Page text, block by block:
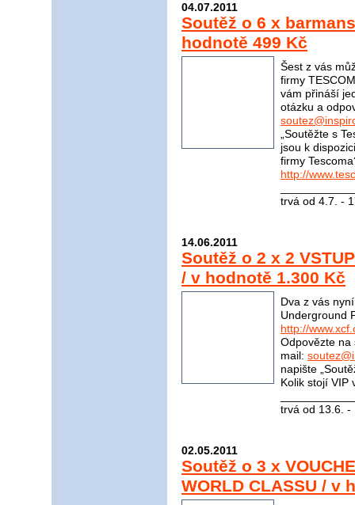
04.07.2011
Soutěž o 6 x
hodnotě 499 Kč
Šest z vás
firmy
vám přináší
otázku a
„Soutěžte s
jsou k
firmy
http://
trvá od 4.7. -
14.06.2011
Soutěž o 2 x 2
/ v hodnotě 1.300 Kč
Dva z vás
Underground
http://
Odpovězte na
mail:
napište
Kolik stojí VIP
trvá od 13.6.
02.05.2011
Soutěž o 3 x
WORLD CLASSU / v